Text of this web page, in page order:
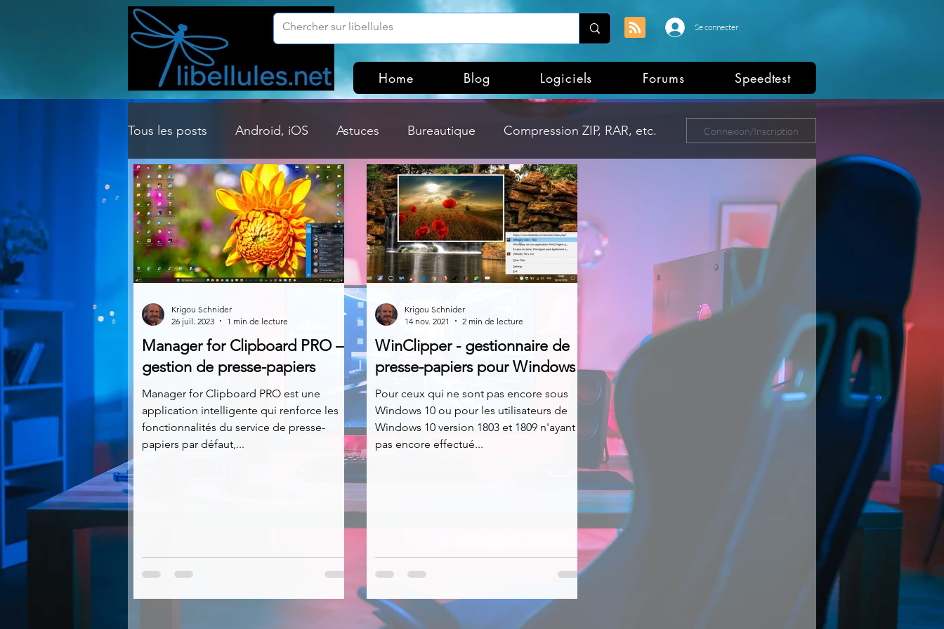
Se connecter
Home Blog Logiciels Forums Speedtest
Tous les posts Android, iOS Astuces Bureautique Compression ZIP, RAR, etc.
Customisation Windows Divers Dossier Windows Explorateurs de fichiers
Gestion Système Graphisme Hardware Internet
Linux Mises à jour
Multimedia Navigateurs News Nirsoft Occupation disque
Photographie Réseaux Réseaux sociaux Sécurité Services en ligne
Logiciels les plus recherchés
Connexion/Inscription
Manager for Clipboard PRO –
gestion de presse-papiers
Manager for Clipboard PRO est une
application intelligente qui renforce les
fonctionnalités du service de presse-
papiers par défaut,...
Krigou Schnider
26 juil. 2023
1 min de lecture
WinClipper - gestionnaire de
presse-papiers pour Windows
Pour ceux qui ne sont pas encore sous
Windows 10 ou pour les utilisateurs de
Windows 10 version 1803 et 1809 n'ayant
pas encore effectué...
Krigou Schnider
14 nov. 2021
2 min de lecture